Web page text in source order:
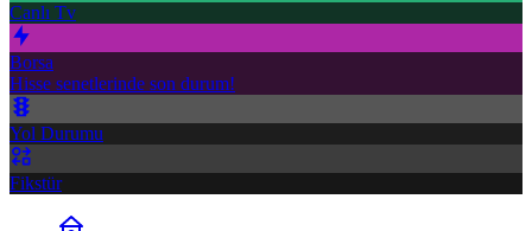
Canlı Tv
Borsa
Hisse senetlerinde son durum!
Yol Durumu
Fikstür